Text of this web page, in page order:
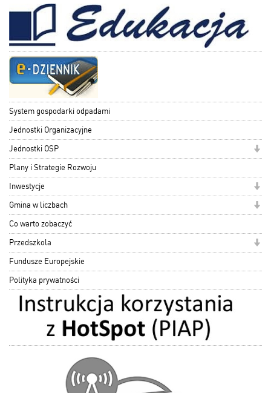
System gospodarki odpadami
Jednostki Organizacyjne
Jednostki OSP
Plany i Strategie Rozwoju
Inwestycje
Gmina w liczbach
Co warto zobaczyć
Przedszkola
Fundusze Europejskie
Polityka prywatności